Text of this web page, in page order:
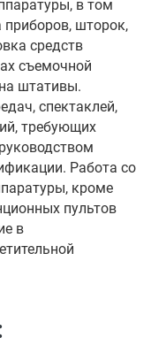
в том
приборов, шторок,
средств
съемочной
штативы.
спектаклей,
требующих
Работа со
кроме
пультов
в